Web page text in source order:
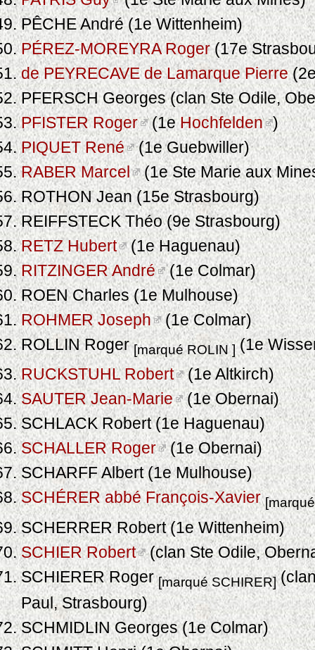
PÊCHE André (1e Wittenheim)
PÉREZ-MOREYRA Roger(17e
de PEYRECAVE de Lamarque Pierre
PFERSCH Georges (clan Ste Odile,
PFISTER Roger (1eHochfelden )
PIQUET René (1e Guebwiller)
RABER Marcel (1e Ste Marie aux
ROTHON Jean (15e Strasbourg)
REIFFSTECK Théo (9e Strasbourg)
RETZ Hubert (1e Haguenau)
RITZINGER André (1e Colmar)
ROEN Charles (1e Mulhouse)
ROHMER Joseph (1e Colmar)
ROLLIN Roger[marqué ROLIN ](1e
RUCKSTUHL Robert (1e Altkirch)
SAUTER Jean-Marie (1e Obernai)
SCHLACK Robert (1e Haguenau)
SCHALLER Roger (1e Obernai)
SCHARFF Albert (1e Mulhouse)
SCHÉRER abbé François-Xavier
SCHERRER Robert (1e Wittenheim)
SCHIER Robert (clan Ste Odile,
SCHIERER Roger[marqué SCHIRER]
Paul, Strasbourg)
SCHMIDLIN Georges (1e Colmar)